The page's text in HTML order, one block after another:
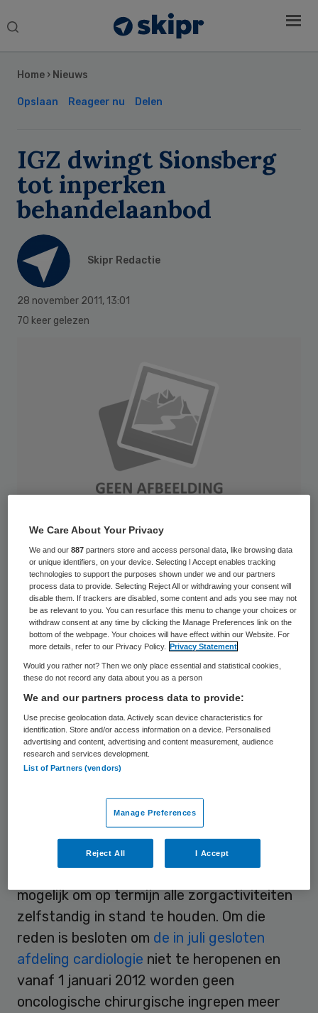
Search
Home › Nieuws
Opslaan Reageer nu Delen
IGZ dwingt Sionsberg
tot inperken
behandelaanbod
Skipr Redactie
28 november 2011, 13:01
70 keer gelezen
Het Friese ziekenhuis De Sionsberg stopt
definitief met de afdelingen cardiologie,
oncologische chirurgie en acute 24-uurs
zorg. Dit zijn het ziekenhuisbestuur en de
Inspectie voor de Gezondheidszorg met
elkaar overeengekomen naar aanleiding van
het verscherpt toezicht waaronder De
Sionsberg eerder dit jaar werd gesteld.
Onderzoek
het onderzoek van de IGZ
dit jaar naar voren dat De Sionsberg te klein
is om te blijven voldoen aan alle minimale
volumenormen. Ook is het financieel niet
mogelijk om op termijn alle zorgactiviteiten
zelfstandig in stand te houden. Om die
reden is besloten om de in juli gesloten
afdeling cardiologie niet te heropenen en
vanaf 1 januari 2012 worden geen
oncologische chirurgische ingrepen meer
Sidebar
We Care About Your Privacy
We and our887 partners store and access personal data, like browsing data
or unique identifiers, on your device. Selecting I Accept enables tracking
technologies to support the purposes shown under we and our partners
process data to provide. Selecting Reject All or withdrawing your consent will
disable them. If trackers are disabled, some content and ads you see may not
be as relevant to you. You can resurface this menu to change your choices or
withdraw consent at any time by clicking the Manage Preferences link on the
bottom of the webpage. Your choices will have effect within our Website. For
more details, refer to our Privacy Policy.
Privacy Statement
Would you rather not? Then we only place essential and statistical cookies,
these do not record any data about you as a person
We and our partners process data to provide:
Use precise geolocation data. Actively scan device characteristics for
identification. Store and/or access information on a device. Personalised
advertising and content, advertising and content measurement, audience
research and services development.
List of Partners (vendors)
Manage Preferences
Reject All I Accept